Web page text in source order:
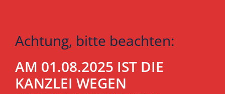
Achtung, bitte beachten:
AM 01.08.2025 IST DIE
KANZLEI WEGEN